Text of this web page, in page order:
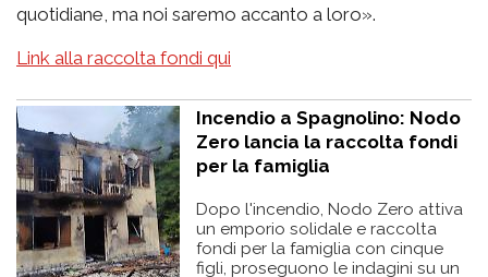
quotidiane, ma noi saremo accanto a loro».
Link alla raccolta fondi qui
Incendio a Spagnolino: Nodo
Zero lancia la raccolta fondi
per la famiglia
Dopo l'incendio, Nodo Zero attiva
un emporio solidale e raccolta
fondi per la famiglia con cinque
figli, proseguono le indagini su un